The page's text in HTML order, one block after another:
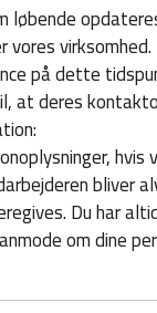
løbende
virksomhed.
på dette
at deres
hvis
bliver
Du har
om dine